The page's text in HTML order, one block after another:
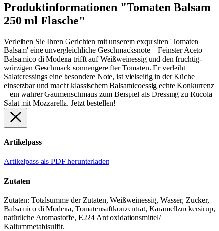
Produktinformationen "Tomaten Balsam
250 ml Flasche"
Verleihen Sie Ihren Gerichten mit unserem exquisiten 'Tomaten
Balsam' eine unvergleichliche Geschmacksnote – Feinster Aceto
Balsamico di Modena trifft auf Weißweinessig und den fruchtig-
würzigen Geschmack sonnengereifter Tomaten. Er verleiht
Salatdressings eine besondere Note, ist vielseitig in der Küche
einsetzbar und macht klassischem Balsamicoessig echte Konkurrenz
– ein wahrer Gaumenschmaus zum Beispiel als Dressing zu Rucola
Salat mit Mozzarella. Jetzt bestellen!
Artikelpass
Artikelpass als PDF herunterladen
Zutaten
Zutaten: Totalsumme der Zutaten, Weißweinessig, Wasser, Zucker,
Balsamico di Modena, Tomatensaftkonzentrat, Karamellzuckersirup,
natürliche Aromastoffe, E224 Antioxidationsmittel/
Kaliummetabisulfit.